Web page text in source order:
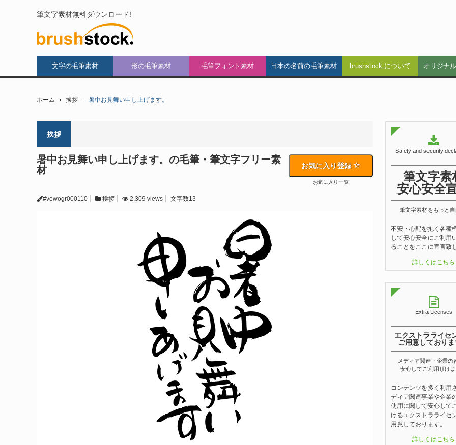
筆文字素材無料ダウンロード!
文字の毛筆素材 形の毛筆素材 毛筆フォント素材 日本の名前の毛筆素材 brushstock.について オリジナ
ホーム 挨拶 暑中お見舞い申し上げます。
挨拶
暑中お見舞い申し上げます。の毛筆・筆文字フリー素
材
お気に入り登録
お気に入り一覧
#vewogr000110 挨拶 2,309 views 文字数13
Safety and security
筆文字素
安心安全
筆文字素材をもっと
不安・心配を抱く各種
して安心安全にご利用
ることをここに宣言致
詳しくはこちら
Extra Licenses
エクストラライセ
ご用意しており
メディア関連・企業の
安心してご利用頂け
コンテンツを多く利用
ディア関連事業や企業
使用に関して安心して
けるエクストラライセ
用意しております。
詳しくはこちら